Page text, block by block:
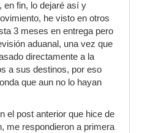
en fin, lo dejaré así y
he visto en otros
3 meses en entrega pero
aduanal, una vez que
directamente a la
a sus destinos, por eso
que aun no lo hayan
el post anterior que hice de
me respondieron a primera